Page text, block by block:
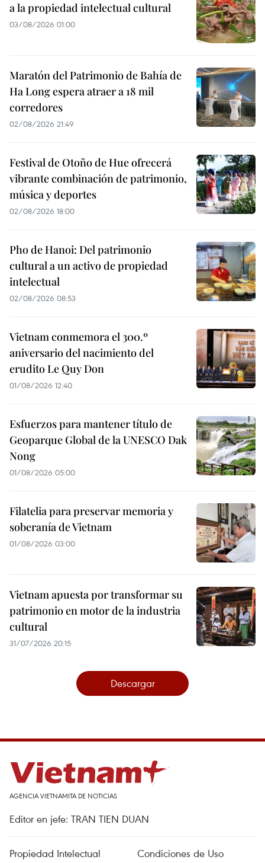
a la propiedad intelectual cultural
03/08/2026 01:00
Maratón del Patrimonio de Bahía de
Ha Long espera atraer a 18 mil
corredores
02/08/2026 21:49
Festival de Otoño de Hue ofrecerá
vibrante combinación de patrimonio,
música y deportes
02/08/2026 18:00
Pho de Hanoi: Del patrimonio
cultural a un activo de propiedad
intelectual
02/08/2026 08:53
Vietnam conmemora el 300.º
aniversario del nacimiento del
erudito Le Quy Don
01/08/2026 12:40
Esfuerzos para mantener título de
Geoparque Global de la UNESCO Dak
Nong
01/08/2026 05:00
Filatelia para preservar memoria y
soberanía de Vietnam
01/08/2026 03:00
Vietnam apuesta por transformar su
patrimonio en motor de la industria
cultural
31/07/2026 20:15
Descargar
AGENCIA VIETNAMITA DE NOTICIAS
Editor en jefe: TRAN TIEN DUAN
Propiedad Intelectual Condiciones de Uso